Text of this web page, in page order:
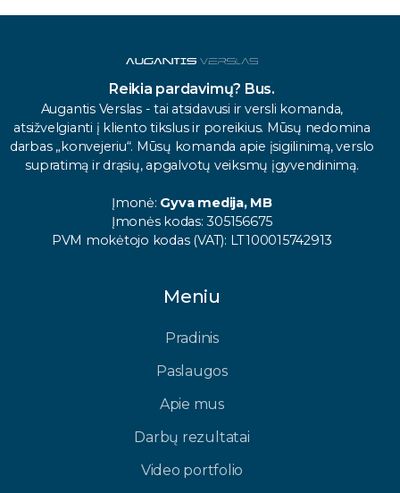
Reikia pardavimų? Bus.
Augantis Verslas - tai atsidavusi ir versli komanda,
atsižvelgianti į kliento tikslus ir poreikius. Mūsų nedomina
darbas „konvejeriu“. Mūsų komanda apie įsigilinimą, verslo
supratimą ir drąsių, apgalvotų veiksmų įgyvendinimą.
Įmonė: Gyva medija, MB
Įmonės kodas: 305156675
PVM mokėtojo kodas (VAT): LT100015742913
Meniu
Pradinis
Paslaugos
Apie mus
Darbų rezultatai
Video portfolio